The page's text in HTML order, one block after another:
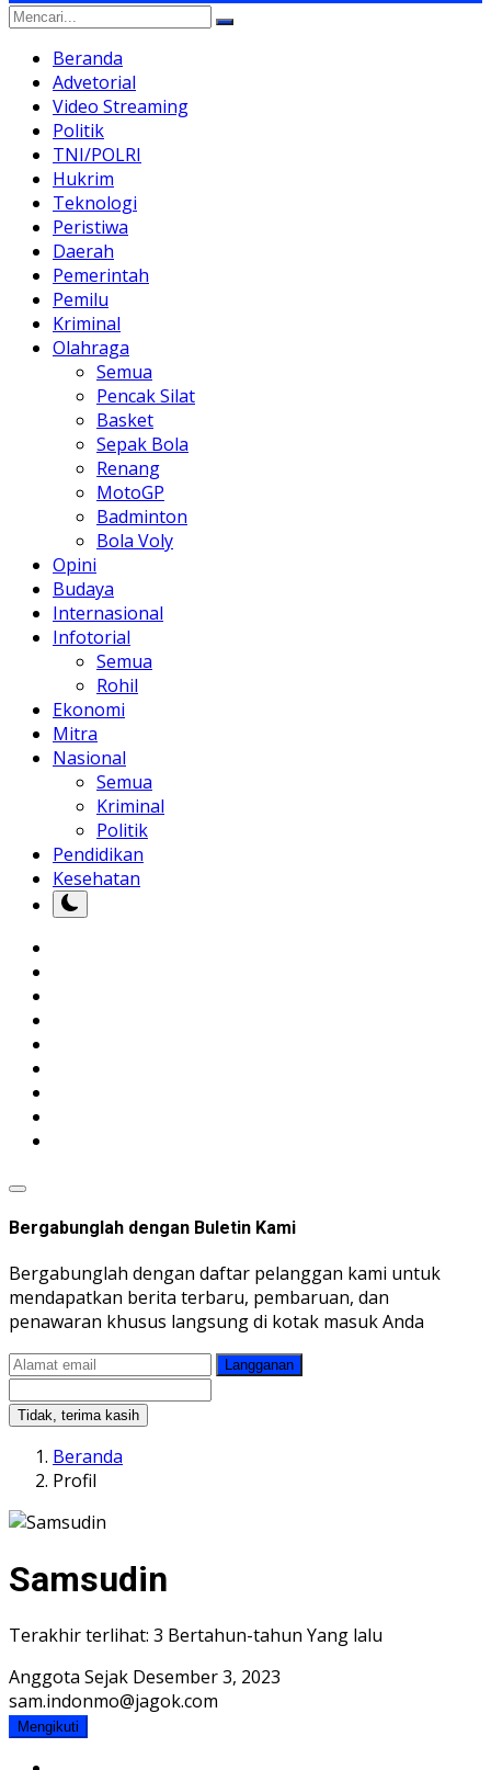
Beranda
Advetorial
Video Streaming
Politik
TNI/POLRI
Hukrim
Teknologi
Peristiwa
Daerah
Pemerintah
Pemilu
Kriminal
Olahraga
Semua
Pencak Silat
Basket
Sepak Bola
Renang
MotoGP
Badminton
Bola Voly
Opini
Budaya
Internasional
Infotorial
Semua
Rohil
Ekonomi
Mitra
Nasional
Semua
Kriminal
Politik
Pendidikan
Kesehatan
Bergabunglah dengan Buletin Kami
Bergabunglah dengan daftar pelanggan kami untuk
mendapatkan berita terbaru, pembaruan, dan
penawaran khusus langsung di kotak masuk Anda
Langganan
Tidak, terima kasih
Beranda
Profil
Samsudin
Terakhir terlihat: 3 Bertahun-tahun Yang lalu
Anggota Sejak Desember 3, 2023
sam.indonmo@jagok.com
Mengikuti